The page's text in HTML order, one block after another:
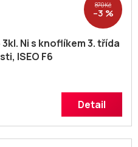
870 Kč
–3 %
Ni s knoflíkem 3. třída
ISEO F6
Detail